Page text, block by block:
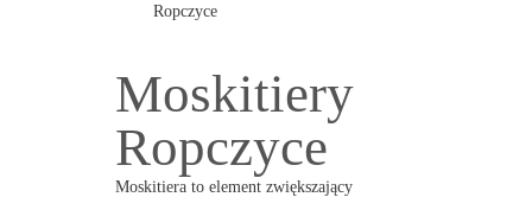
Ropczyce
Moskitiery
Ropczyce
Moskitiera to element zwiększający